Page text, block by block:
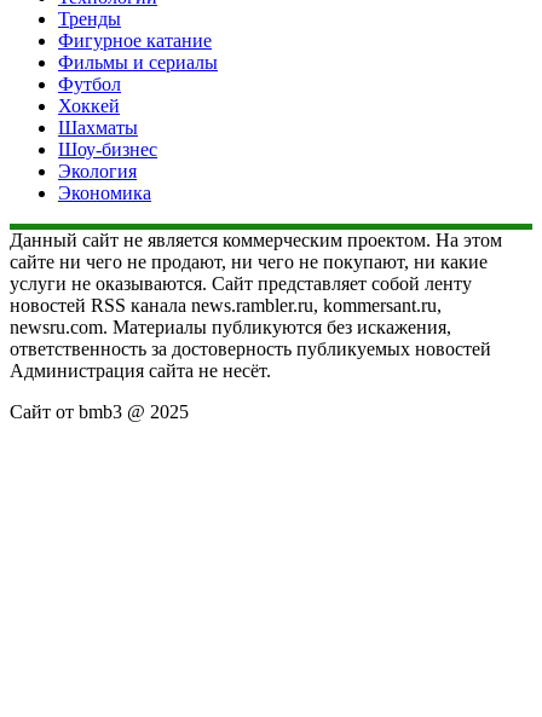
Тренды
Фигурное катание
Фильмы и сериалы
Футбол
Хоккей
Шахматы
Шоу-бизнес
Экология
Экономика
Данный сайт не является коммерческим проектом. На этом
сайте ни чего не продают, ни чего не покупают, ни какие
услуги не оказываются. Сайт представляет собой ленту
новостей RSS канала news.rambler.ru, kommersant.ru,
newsru.com. Материалы публикуются без искажения,
ответственность за достоверность публикуемых новостей
Администрация сайта не несёт.
Сайт от bmb3 @ 2025